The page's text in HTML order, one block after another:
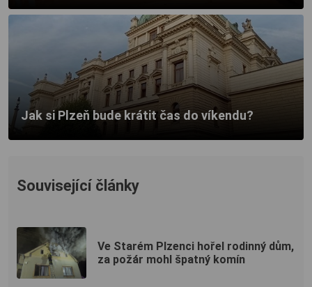
Jak si Plzeň bude krátit čas do víkendu?
Související články
Ve Starém Plzenci hořel rodinný dům,
za požár mohl špatný komín